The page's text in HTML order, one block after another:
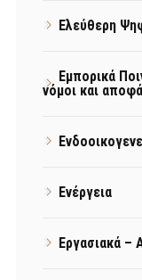
Ελεύθερη
Εμπορικά
νόμοι και
Ενέργεια
Εργασιακά –